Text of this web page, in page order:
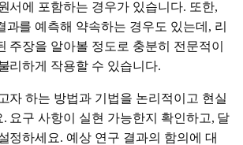
서에 포함하는 경우가 있습니다. 또한,
과를 예측해 약속하는 경우도 있는데, 리
주장을 알아볼 정도로 충분히 전문적이
리하게 작용할 수 있습니다.
자 하는 방법과 기법을 논리적이고 현실
요구 사항이 실현 가능한지 확인하고, 달
정하세요. 예상 연구 결과의 함의에 대